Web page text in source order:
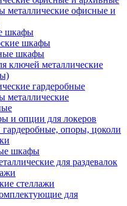
металлические офисные и
шкафы
шкафы
шкафы
ключей металлические
гардеробные
металлические
и опции для локеров
опоры, цоколи
шкафы
для раздевалок
стеллажи
для